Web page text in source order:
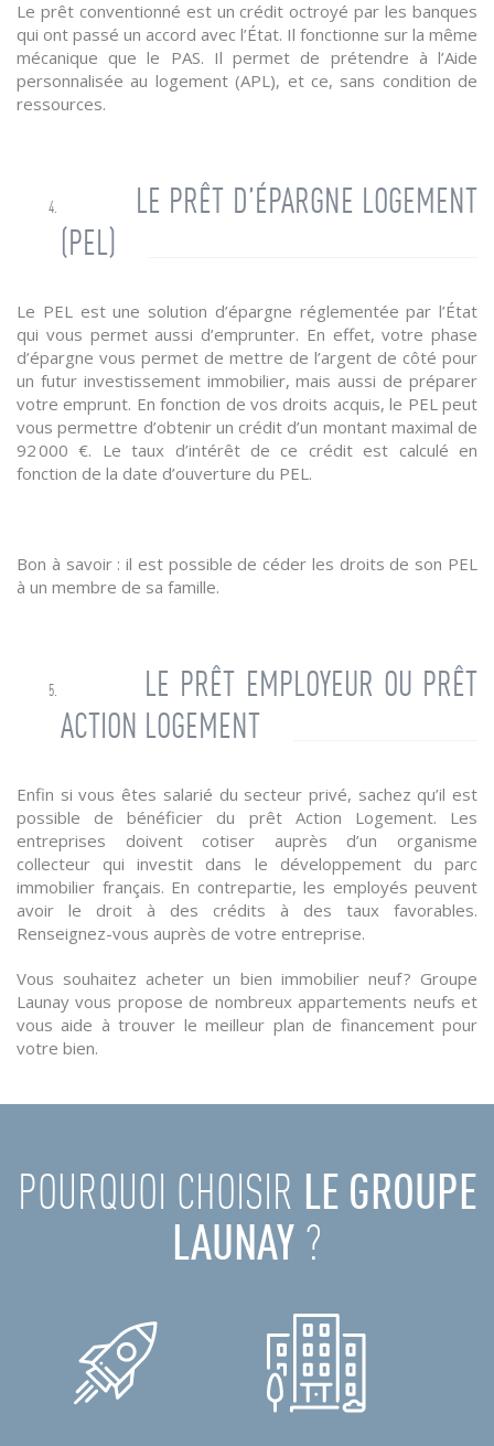
Le prêt conventionné est un crédit octroyé par les banques
qui ont passé un accord avec l’État. Il fonctionne sur la même
mécanique que le PAS. Il permet de prétendre à l’Aide
personnalisée au logement (APL), et ce, sans condition de
ressources.
LE PRÊT D’ÉPARGNE LOGEMENT
(PEL)
Le PEL est une solution d’épargne réglementée par l’État
qui vous permet aussi d’emprunter. En effet, votre phase
d’épargne vous permet de mettre de l’argent de côté pour
un futur investissement immobilier, mais aussi de préparer
votre emprunt. En fonction de vos droits acquis, le PEL peut
vous permettre d’obtenir un crédit d’un montant maximal de
92 000 €. Le taux d’intérêt de ce crédit est calculé en
fonction de la date d’ouverture du PEL.
Bon à savoir : il est possible de céder les droits de son PEL
à un membre de sa famille.
LE PRÊT EMPLOYEUR OU PRÊT
ACTION LOGEMENT
Enfin si vous êtes salarié du secteur privé, sachez qu’il est
possible de bénéficier du prêt Action Logement. Les
entreprises doivent cotiser auprès d’un organisme
collecteur qui investit dans le développement du parc
immobilier français. En contrepartie, les employés peuvent
avoir le droit à des crédits à des taux favorables.
Renseignez-vous auprès de votre entreprise.
Vous souhaitez acheter un bien immobilier neuf ? Groupe
Launay vous propose de nombreux appartements neufs et
vous aide à trouver le meilleur plan de financement pour
votre bien.
POURQUOI CHOISIR LE GROUPE
LAUNAY ?